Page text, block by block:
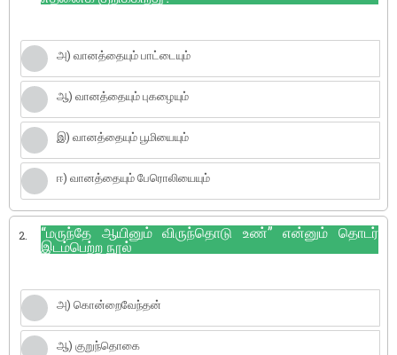
அ) வானத்தையும் பாட்டையும்
ஆ) வானத்தையும் புகழையும்
இ) வானத்தையும் பூமியையும்
ஈ) வானத்தையும் பேரொலியையும்
2. “மருந்தே ஆயினும் விருந்தொடு உண்” என்னும் தொடர்
இடம்பெற்ற நூல்
அ) கொன்றைவேந்தன்
ஆ) குறுந்தொகை